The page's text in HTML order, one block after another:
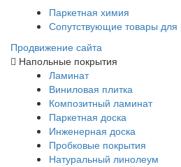
Паркетная химия
Сопутствующие товары для
Продвижение сайта
Напольные покрытия
Ламинат
Виниловая плитка
Композитный ламинат
Паркетная доска
Инженерная доска
Пробковые покрытия
Натуральный линолеум